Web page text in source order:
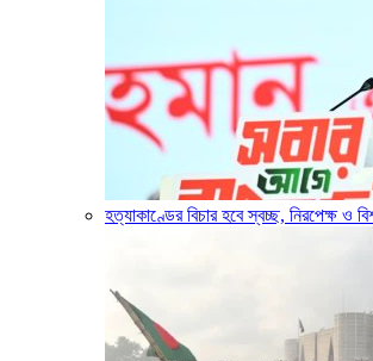
হত্যাকাণ্ডের বিচার হবে স্বচ্ছ, নিরপেক্ষ ও